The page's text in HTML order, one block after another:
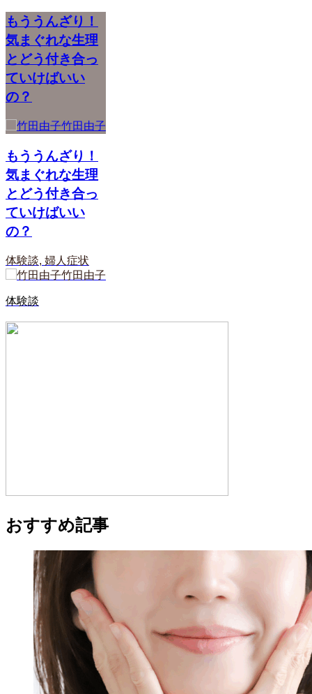
もううんざり！
気まぐれな生理
とどう付き合っ
ていけばいい
の？
竹田由子
もううんざり！
気まぐれな生理
とどう付き合っ
ていけばいい
の？
体験談, 婦人症状
竹田由子
体験談
おすすめ記事